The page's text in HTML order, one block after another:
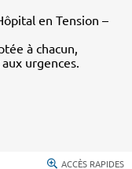
en Tension –
à chacun,
urgences.
ACCÈS RAPIDES